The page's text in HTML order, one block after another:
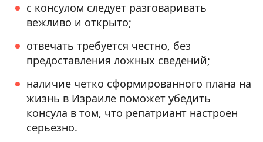
с консулом следует разговаривать
вежливо и открыто;
отвечать требуется честно, без
предоставления ложных сведений;
наличие четко сформированного плана на
жизнь в Израиле поможет убедить
консула в том, что репатриант настроен
серьезно.